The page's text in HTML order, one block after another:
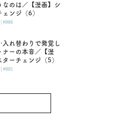
なのは／【漫画】シ
ェンジ（6）
| #006
れ替わりで発覚し
ナーの本音／【漫
ターチェンジ（5）
| #005